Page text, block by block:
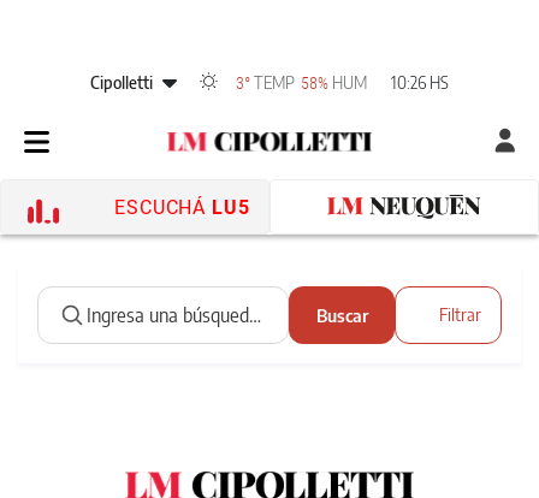
Cipolletti 3°TEMP 58% HUM 10:26 HS
ESCUCHÁ LU5
Buscar Filtrar